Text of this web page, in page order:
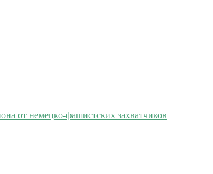
от немецко-фашистских захватчиков